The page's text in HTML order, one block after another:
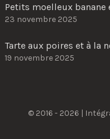
Petits moelleux
23 novembre 2025
Tarte aux poires et à la
19 novembre 2025
© 2016 - 2026 |